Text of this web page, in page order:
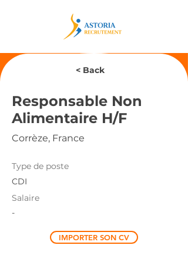
< Back
Responsable Non
Alimentaire H/F
Corrèze, France
Type de poste
CDI
Salaire
-
IMPORTER SON CV